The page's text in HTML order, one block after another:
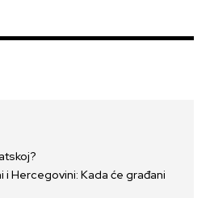
i Hercegovini: Kada će građani